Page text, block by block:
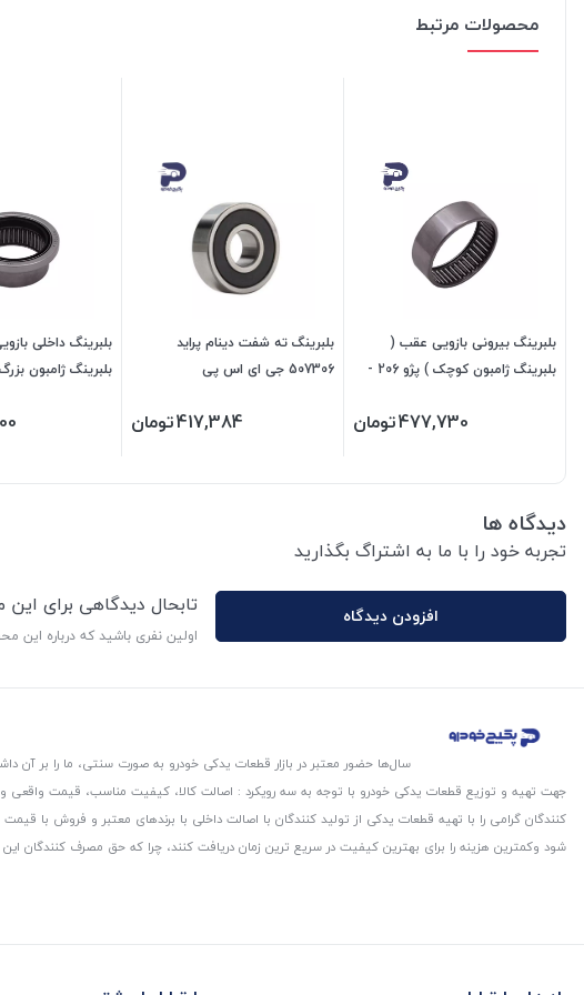
محصولات مرتبط
بلبرینگ بیرونی بازویی عقب (
بلبرینگ ژامبون کوچک ) پژو 206 -
477,730تومان
بلبرینگ ته شفت دینام پراید
507306 جی ای اس پی
417,384تومان
بلبرینگ داخلی
دیدگاه ها
تجربه خود را با ما به اشتراگ بگذارید
افزودن دیدگاه تابحال دیدگاهی برای
اولین نفری باشید که درباره
سال‌ها حضور معتبر در بازار قطعات یدکی خودرو به صورت سنتی، ما را بر
جهت تهیه و توزیع قطعات یدکی خودرو با توجه به سه رویکرد : اصالت کالا، کیفیت مناسب، قیمت واقعی
کنندگان گرامی را با تهیه قطعات یدکی از تولید کنندگان با اصالت داخلی با برندهای معتبر و فروش با
شود و‌کمترین هزینه را برای بهترین کیفیت در سریع ترین زمان دریافت کنند، چرا که حق مصرف کنندگان